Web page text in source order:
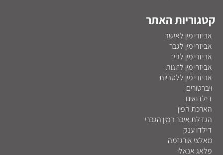
קטגוריות האתר
אביזרי מין לאישה
אביזרי מין לגבר
אביזרי מין לגייז
אביזרי מין לזוגות
אביזרי מין ללסביות
ויברטורים
דילדואים
הארכת הפין
הגדלת איבר המין הגברי
דילדו ענק
מאלצי אורגזמה
פלאג אנאלי